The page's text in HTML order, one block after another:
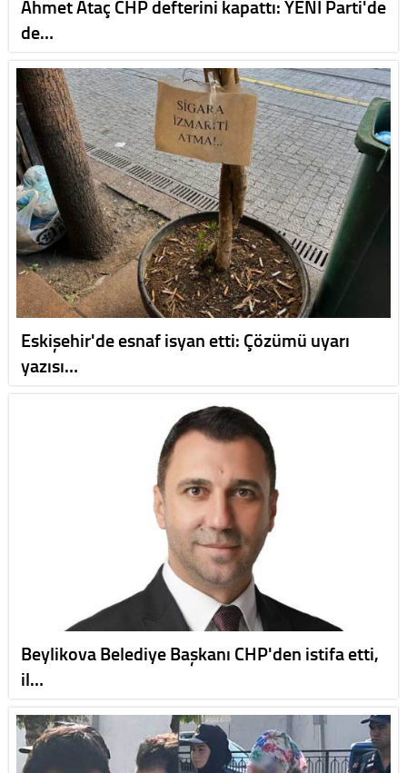
Ahmet Ataç CHP defterini kapattı: YENİ Parti'de
de…
Eskişehir'de esnaf isyan etti: Çözümü uyarı
yazısı…
Beylikova Belediye Başkanı CHP'den istifa etti,
il…